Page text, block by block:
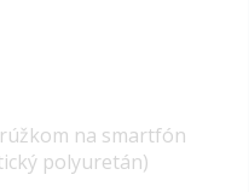
na smartfón
polyuretán)